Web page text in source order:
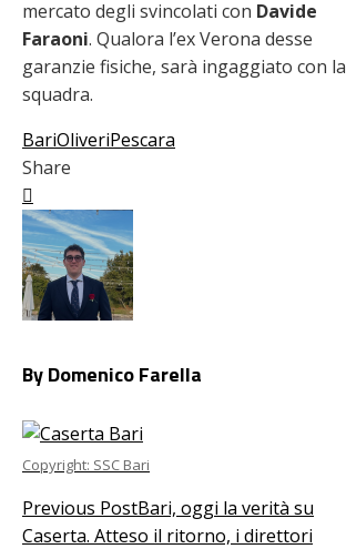
mercato degli svincolati con Davide
Faraoni. Qualora l’ex Verona desse
garanzie fisiche, sarà ingaggiato con la
squadra.
BariOliveriPescara
Share
Facebook
Twitter
LinkedIn
Pinterest
By Domenico Farella
Copyright: SSC Bari
Previous PostBari, oggi la verità su
Caserta. Atteso il ritorno, i direttori